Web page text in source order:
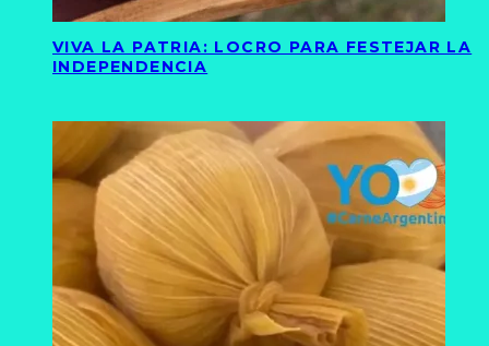
VIVA LA PATRIA: LOCRO PARA FESTEJAR LA
INDEPENDENCIA